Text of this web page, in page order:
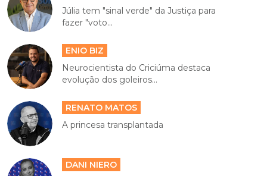
Júlia tem "sinal verde" da Justiça para
fazer "voto...
ENIO BIZ
Neurocientista do Criciúma destaca
evolução dos goleiros...
RENATO MATOS
A princesa transplantada
DANI NIERO